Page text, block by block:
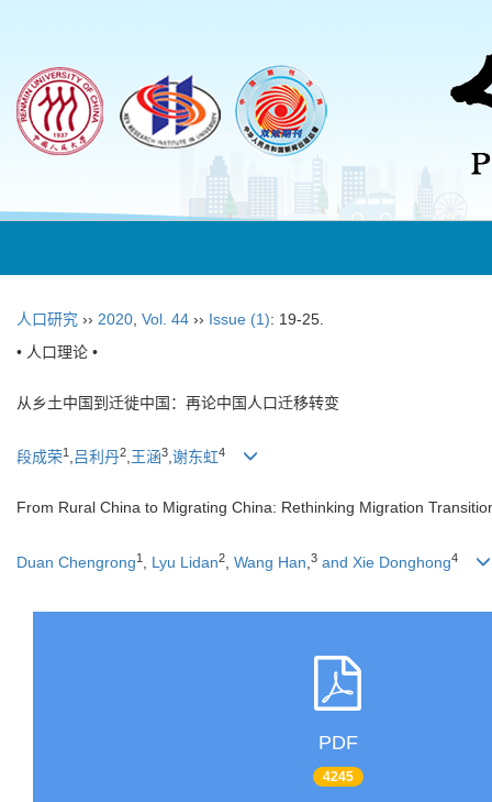
人口研究 ›› 2020 Vol. 44 ›› Issue (1): 19-25.
• 人口理论 •
从乡土中国到迁徙中国：再论中国人口迁移转变
段成荣1 ,吕利丹2,王涵3,谢东虹4
From Rural China to Migrating China: Rethinking Migration
Duan Chengrong1 Lyu Lidan2 Wang Han 3 and Xie Donghong4
PDF
4245